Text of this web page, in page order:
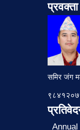
प्रवक्ता
समिर जंग